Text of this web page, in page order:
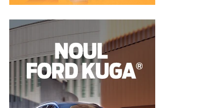
garanție pentru acordarea împrumutului. După
achitarea obligațiilor prevăzute în contract,
proprietarul își poate recupera vehiculul. Din acest
motiv, această soluție este luată în considerare de
persoanele care au nevoie temporară de lichidități, dar
nu doresc să renunțe definitiv la bunul pe care îl dețin.
Proprietarul mașinii are nevoie